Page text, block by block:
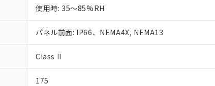
使用時: 35～85%RH
パネル前面: IP66、NEMA4X, NEMA13
Class II
175